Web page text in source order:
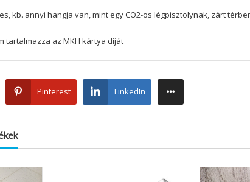
kb. annyi hangja van, mint egy CO2-os légpisztolynak, zárt
tartalmazza az MKH kártya díját
Pinterest LinkedIn